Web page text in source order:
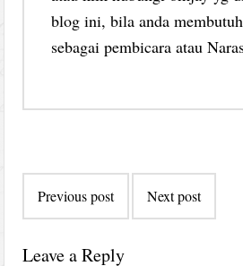
blog ini, bila anda
sebagai pembicara atau
navigation
Previous post Next post
Leave a Reply